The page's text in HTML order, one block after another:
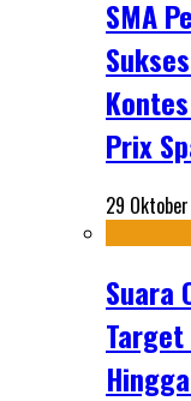
SMA
Prix
29
Suara